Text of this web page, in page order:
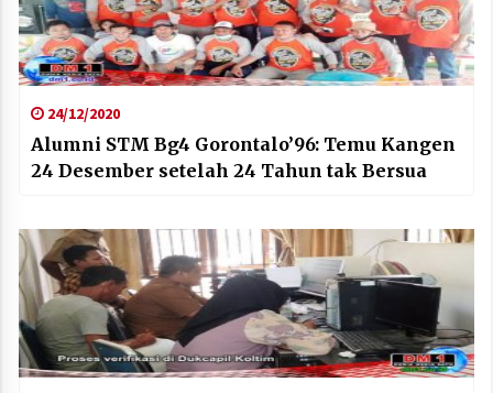
24/12/2020
Alumni STM Bg4 Gorontalo’96: Temu Kangen
24 Desember setelah 24 Tahun tak Bersua